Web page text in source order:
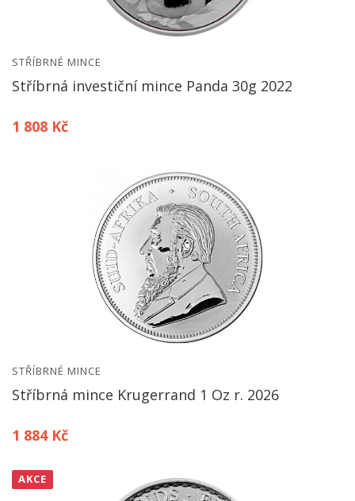
STŘÍBRNÉ MINCE
Stříbrná investiční mince Panda 30g 2022
1 808 Kč
STŘÍBRNÉ MINCE
Stříbrná mince Krugerrand 1 Oz r. 2026
1 884 Kč
AKCE